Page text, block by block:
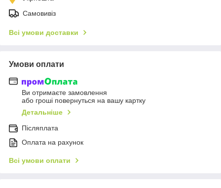
Самовивіз
Всі умови доставки
Умови оплати
Ви отримаєте замовлення
або гроші повернуться на вашу картку
Детальніше
Післяплата
Оплата на рахунок
Всі умови оплати